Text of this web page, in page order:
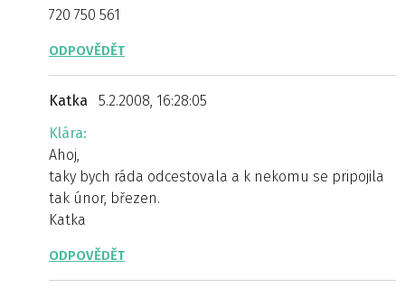
720 750 561
ODPOVĚDĚT
Katka
5.2.2008, 16:28:05
Klára:
Ahoj,
taky bych ráda odcestovala a k nekomu se pripojila
tak únor, březen.
Katka
ODPOVĚDĚT